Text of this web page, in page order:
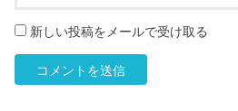
新しい投稿をメールで受け取る